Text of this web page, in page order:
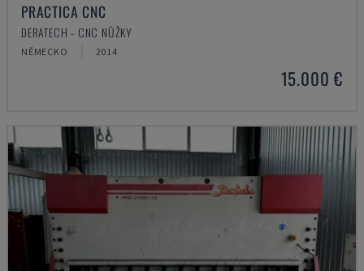
PRACTICA CNC
DERATECH - CNC NŮŽKY
NĚMECKO 2014
15.000 €